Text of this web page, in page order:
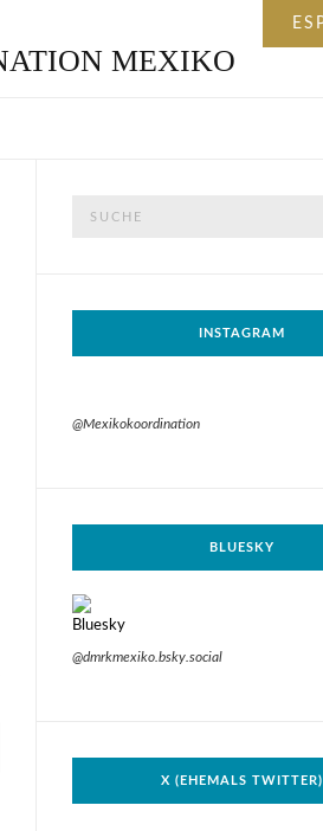
INSTAGRAM
@Mexikokoordination
BLUESKY
@dmrkmexiko.bsky.social
X (EHEMALS TWITTER)